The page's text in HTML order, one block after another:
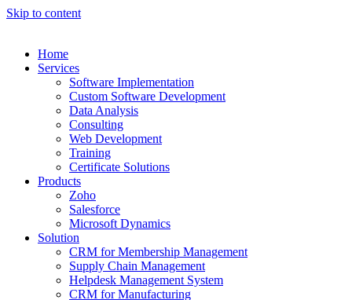
Skip to content
Home
Services
Software Implementation
Custom Software Development
Data Analysis
Consulting
Web Development
Training
Certificate Solutions
Products
Zoho
Salesforce
Microsoft Dynamics
Solution
CRM for Membership Management
Supply Chain Management
Helpdesk Management System
CRM for Manufacturing